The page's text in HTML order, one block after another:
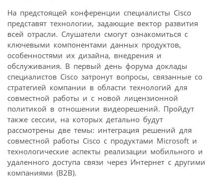
На предстоящей конференции специалисты Cisco
представят технологии, задающие вектор развития
всей отрасли. Слушатели смогут ознакомиться с
ключевыми компонентами данных продуктов,
особенностями их дизайна, внедрения и
обслуживания. В первый день форума доклады
специалистов Cisco затронут вопросы, связанные со
стратегией компании в области технологий для
совместной работы и с новой лицензионной
политикой в отношении видеорешений. Пройдут
также сессии, на которых детально будут
рассмотрены две темы: интеграция решений для
совместной работы Cisco с продуктами Microsoft и
технологические аспекты реализации мобильного и
удаленного доступа связи через Интернет с другими
компаниями (B2B).